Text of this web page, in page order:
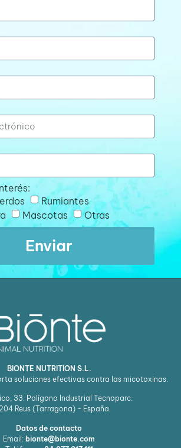
Rumiantes
Mascotas Otras
Enviar
BIONTE NUTRITION S.L.
soluciones efectivas contra las micotoxinas.
33. Polígono Industrial Tecnoparc.
Reus (Tarragona) - España
Datos de contacto
Email: bionte@bionte.com